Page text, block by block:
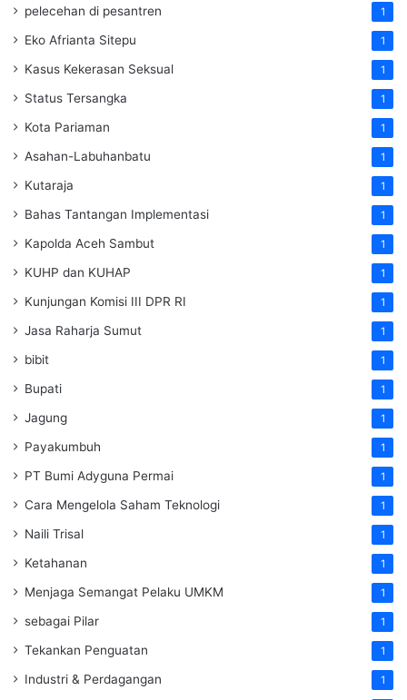
pelecehan di pesantren 1
Eko Afrianta Sitepu 1
Kasus Kekerasan Seksual 1
Status Tersangka 1
Kota Pariaman 1
Asahan-Labuhanbatu 1
Kutaraja 1
Bahas Tantangan Implementasi 1
Kapolda Aceh Sambut 1
KUHP dan KUHAP 1
Kunjungan Komisi III DPR RI 1
Jasa Raharja Sumut 1
bibit 1
Bupati 1
Jagung 1
Payakumbuh 1
PT Bumi Adyguna Permai 1
Cara Mengelola Saham Teknologi 1
Naili Trisal 1
Ketahanan 1
Menjaga Semangat Pelaku UMKM 1
sebagai Pilar 1
Tekankan Penguatan 1
Industri & Perdagangan 1